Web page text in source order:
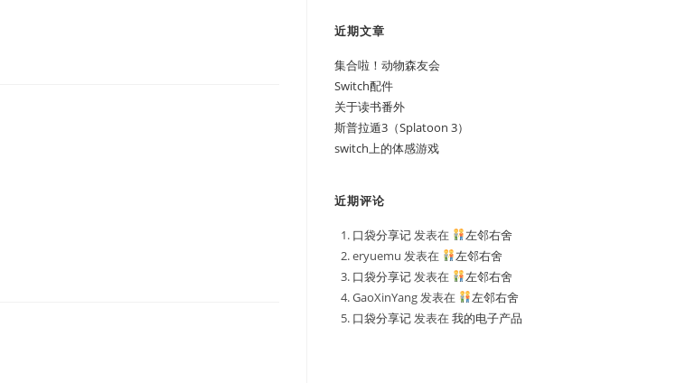
近期文章
集合啦！动物森友会
Switch配件
关于读书番外
斯普拉遁3（Splatoon 3）
switch上的体感游戏
近期评论
口袋分享记发表在
左邻右舍
eryuemu 发表在
左邻右舍
口袋分享记发表在
左邻右舍
GaoXinYang发表在
左邻右舍
口袋分享记发表在我的电子产品